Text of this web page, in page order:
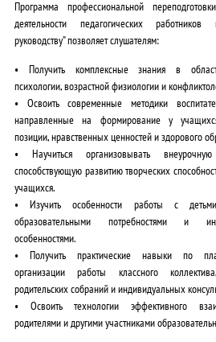
Программа профессиональной
деятельности педагогических
руководству” позволяет слушателям:
• Получить комплексные знания в
психологии, возрастной физиологии и
• Освоить современные методики
направленные на формирование у
позиции, нравственных ценностей и здорового
• Научиться организовыватьвнеурочную
способствующую развитию творческих
учащихся.
•Изучить особенности работы с
образовательными потребностями и
особенностями.
• Получить практические навыкипо
организации работы классного
родительских собраний и индивидуальных
• Освоить технологии эффективного
родителями и другими участниками